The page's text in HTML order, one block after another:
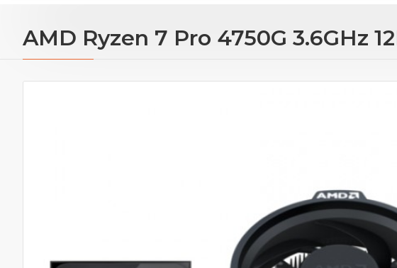
AMD Ryzen 7 Pro 4750G 3.6GHz